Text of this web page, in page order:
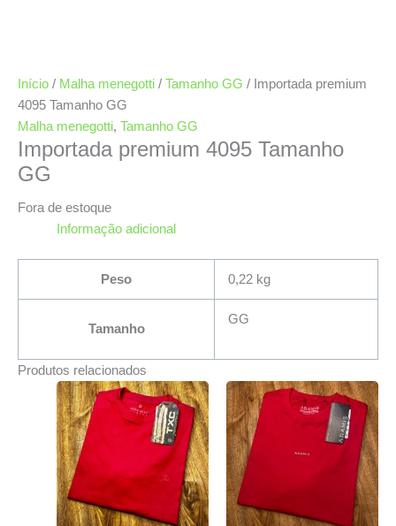
Início / Malha menegotti / Tamanho GG / Importada premium
4095 Tamanho GG
Malha menegotti, Tamanho GG
Importada premium 4095 Tamanho
GG
Fora de estoque
Informação adicional
Peso 0,22 kg
Tamanho
GG
Produtos relacionados